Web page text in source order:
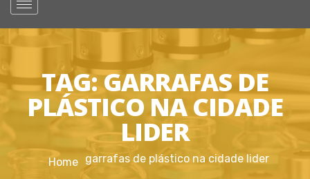
TAG:GARRAFAS DE
PLÁSTICO NA CIDADE
LIDER
Home garrafas de plástico na cidade lider